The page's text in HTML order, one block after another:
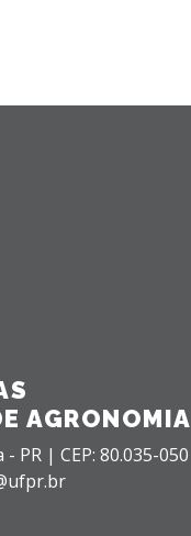
AGRONOMIA
- PR | CEP: 80.035-